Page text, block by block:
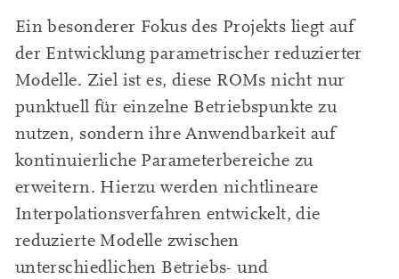
Ein besonderer Fokus des Projekts liegt auf
der Entwicklung parametrischer reduzierter
Modelle. Ziel ist es, diese ROMs nicht nur
punktuell für einzelne Betriebspunkte zu
nutzen, sondern ihre Anwendbarkeit auf
kontinuierliche Parameterbereiche zu
erweitern. Hierzu werden nichtlineare
Interpolationsverfahren entwickelt, die
reduzierte Modelle zwischen
unterschiedlichen Betriebs- und